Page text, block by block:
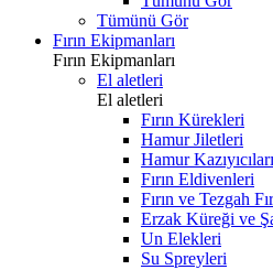
Tümünü Gör
Fırın Ekipmanları
Fırın Ekipmanları
El aletleri
El aletleri
Fırın Kürekleri
Hamur Jiletleri
Hamur Kazıyıcıları
Fırın Eldivenleri
Fırın ve Tezgah
Erzak Küreği ve
Un Elekleri
Su Spreyleri